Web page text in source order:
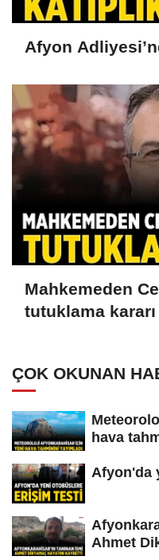
Afyon
Mahkemeden
tutuklama kararı
ÇOK OKUNAN
hava
Afyon'da
Ahmet